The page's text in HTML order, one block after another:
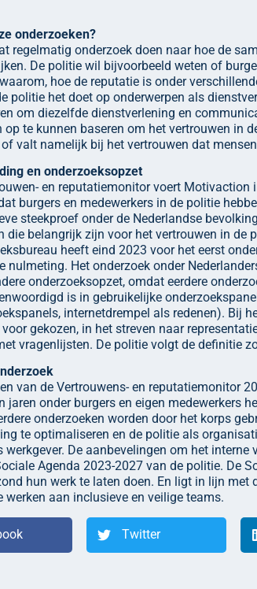
onderzoeken?
regelmatig onderzoek doen naar hoe de
De politie wil bijvoorbeeld weten of
hoe de reputatie is onder
politie het doet op onderwerpen als
om diezelfde dienstverlening en
op te kunnen baseren om het vertrouwen in
valt namelijk bij het vertrouwen dat
en onderzoeksopzet
en reputatiemonitor voert
burgers en medewerkers in de politie
steekproef onder de Nederlandse
die belangrijk zijn voor het vertrouwen in
heeft eind 2023 voor het eerst
nulmeting. Het onderzoek onder
onderzoeksopzet, omdat eerdere
is in gebruikelijke
internetdrempel als redenen). Bij
gekozen, in het streven naar
vragenlijsten. De politie volgt de definitie
van de Vertrouwens- en reputatiemonitor
jaren onder burgers en eigen medewerkers
onderzoeken worden door het korps
te optimaliseren en de politie als
werkgever. De aanbevelingen om het interne
Agenda 2023-2027 van de politie. De
hun werk te laten doen. En ligt in lijn met
werken aan inclusieve en veilige teams.
Twitter